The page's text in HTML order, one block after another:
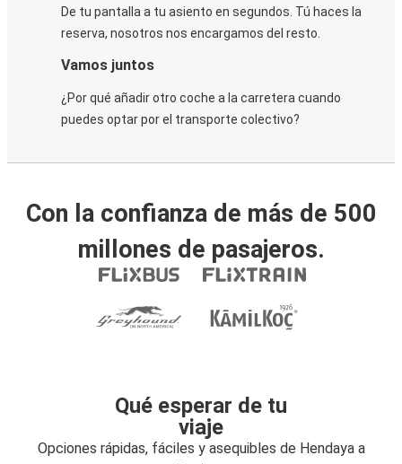
De tu pantalla a tu asiento en segundos. Tú haces la
reserva, nosotros nos encargamos del resto.
Vamos juntos
¿Por qué añadir otro coche a la carretera cuando
puedes optar por el transporte colectivo?
Con la confianza de más de 500
millones de pasajeros.
Qué esperar de tu
viaje
Opciones rápidas, fáciles y asequibles de Hendaya a